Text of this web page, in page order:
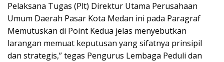
Pelaksana Tugas (Plt) Direktur Utama Perusahaan
Umum Daerah Pasar Kota Medan ini pada Paragraf
Memutuskan di Point Kedua jelas menyebutkan
larangan memuat keputusan yang sifatnya prinsipil
dan strategis,” tegas Pengurus Lembaga Peduli dan